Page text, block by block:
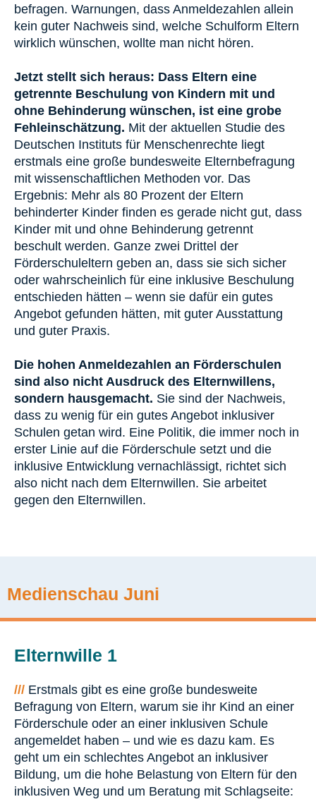
befragen. Warnungen, dass Anmeldezahlen allein
kein guter Nachweis sind, welche Schulform Eltern
wirklich wünschen, wollte man nicht hören.
Jetzt stellt sich heraus: Dass Eltern eine
getrennte Beschulung von Kindern mit und
ohne Behinderung wünschen, ist eine grobe
Fehleinschätzung. Mit der aktuellen Studie des
Deutschen Instituts für Menschenrechte liegt
erstmals eine große bundesweite Elternbefragung
mit wissenschaftlichen Methoden vor. Das
Ergebnis: Mehr als 80 Prozent der Eltern
behinderter Kinder finden es gerade nicht gut, dass
Kinder mit und ohne Behinderung getrennt
beschult werden. Ganze zwei Drittel der
Förderschuleltern geben an, dass sie sich sicher
oder wahrscheinlich für eine inklusive Beschulung
entschieden hätten – wenn sie dafür ein gutes
Angebot gefunden hätten, mit guter Ausstattung
und guter Praxis.
Die hohen Anmeldezahlen an Förderschulen
sind also nicht Ausdruck des Elternwillens,
sondern hausgemacht. Sie sind der Nachweis,
dass zu wenig für ein gutes Angebot inklusiver
Schulen getan wird. Eine Politik, die immer noch in
erster Linie auf die Förderschule setzt und die
inklusive Entwicklung vernachlässigt, richtet sich
also nicht nach dem Elternwillen. Sie arbeitet
gegen den Elternwillen.
Medienschau Juni
Elternwille 1
/// Erstmals gibt es eine große bundesweite
Befragung von Eltern, warum sie ihr Kind an einer
Förderschule oder an einer inklusiven Schule
angemeldet haben – und wie es dazu kam. Es
geht um ein schlechtes Angebot an inklusiver
Bildung, um die hohe Belastung von Eltern für den
inklusiven Weg und um Beratung mit Schlagseite: